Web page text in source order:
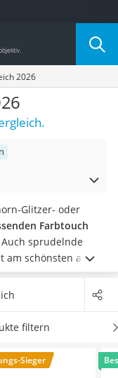
2026
Glitzer- oder
Farbtouch
sprudelnde
am schönsten aus.
unter anderem
Tröpfchen bereits
abdecken.
das
filtern
Sieger